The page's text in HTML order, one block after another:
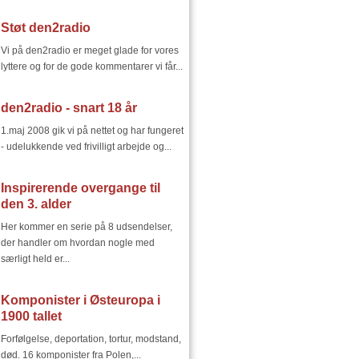
Støt den2radio
Vi på den2radio er meget glade for vores
lyttere og for de gode kommentarer vi får...
den2radio - snart 18 år
1.maj 2008 gik vi på nettet og har fungeret
- udelukkende ved frivilligt arbejde og...
Inspirerende overgange til
den 3. alder
Her kommer en serie på 8 udsendelser,
der handler om hvordan nogle med
særligt held er...
Komponister i Østeuropa i
1900 tallet
Forfølgelse, deportation, tortur, modstand,
død. 16 komponister fra Polen,...